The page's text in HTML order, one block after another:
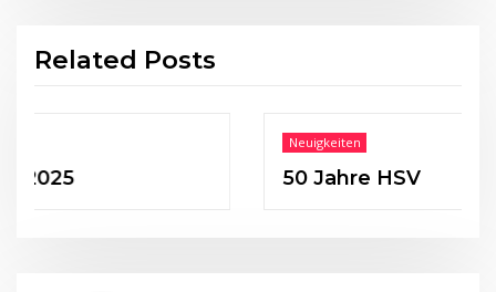
Related Posts
Neuigkeiten
50 Jahre HSV